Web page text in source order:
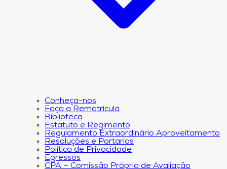
Conheça-nos
Faça a Rematrícula
Biblioteca
Estatuto e Regimento
Regulamento Extraordinário Aproveitamento
Resoluções e Portarias
Política de Privacidade
Egressos
CPA – Comissão Própria de Avaliação